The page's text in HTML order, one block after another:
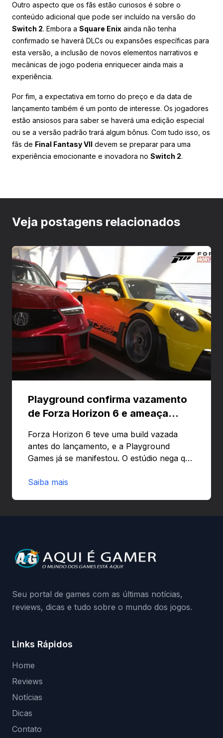
Outro aspecto que os fãs estão curiosos é sobre o
conteúdo adicional que pode ser incluído na versão do
Switch 2. Embora a Square Enix ainda não tenha
confirmado se haverá DLCs ou expansões específicas para
esta versão, a inclusão de novos elementos narrativos e
mecânicas de jogo poderia enriquecer ainda mais a
experiência.
Por fim, a expectativa em torno do preço e da data de
lançamento também é um ponto de interesse. Os jogadores
estão ansiosos para saber se haverá uma edição especial
ou se a versão padrão trará algum bônus. Com tudo isso, os
fãs de Final Fantasy VII devem se preparar para uma
experiência emocionante e inovadora no Switch 2.
Veja postagens relacionados
Playground confirma vazamento
de Forza Horizon 6 e ameaça
Forza Horizon 6 teve uma build vazada
antes do lançamento, e a Playground
Games já se manifestou. O estúdio nega que
preload e avisa que quem usar versões não
da Playground: negação do preload,
medidas contra acessos não autorizados
Saiba mais
Seu portal de games com as últimas notícias,
reviews, dicas e tudo sobre o mundo dos jogos.
Links Rápidos
Home
Reviews
Notícias
Dicas
Contato